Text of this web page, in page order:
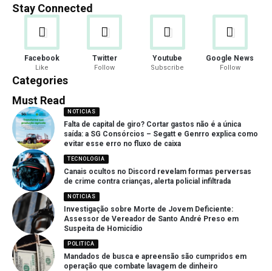
Stay Connected
Facebook
Like
Twitter
Follow
Youtube
Subscribe
Google News
Follow
Categories
Must Read
NOTICIAS
Falta de capital de giro? Cortar gastos não é a única
saída: a SG Consórcios – Segatt e Genrro explica como
evitar esse erro no fluxo de caixa
TECNOLOGIA
Canais ocultos no Discord revelam formas perversas
de crime contra crianças, alerta policial infiltrada
NOTICIAS
Investigação sobre Morte de Jovem Deficiente:
Assessor de Vereador de Santo André Preso em
Suspeita de Homicídio
POLITICA
Mandados de busca e apreensão são cumpridos em
operação que combate lavagem de dinheiro